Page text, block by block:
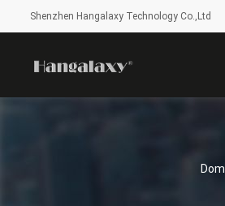
Shenzhen Hangalaxy Technology Co.,Ltd
Dom